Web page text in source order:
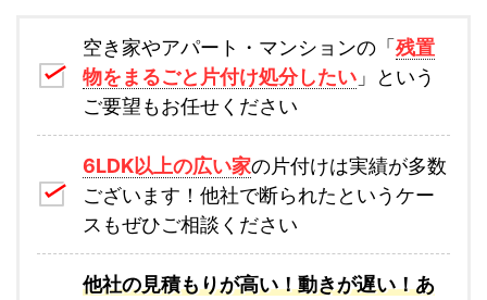
空き家やアパート・マンションの「残置
物をまるごと片付け処分したい 」という
ご要望もお任せください
6LDK以上の広い家の片付けは実績が多数
ございます！他社で断られたというケー
スもぜひご相談ください
他社の見積もりが高い！動きが遅い！あ